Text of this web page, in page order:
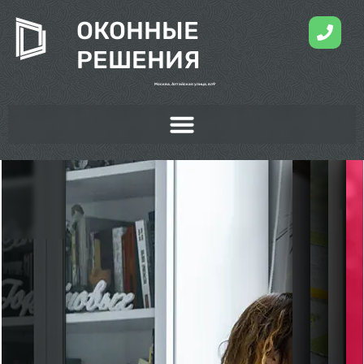
ОКОННЫЕ
РЕШЕНИЯ
Москва, Алтайская улица, вл9